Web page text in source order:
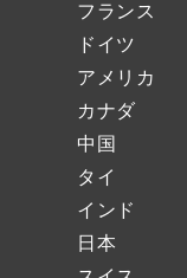
フランス
ドイツ
アメリカ
カナダ
中国
タイ
インド
日本